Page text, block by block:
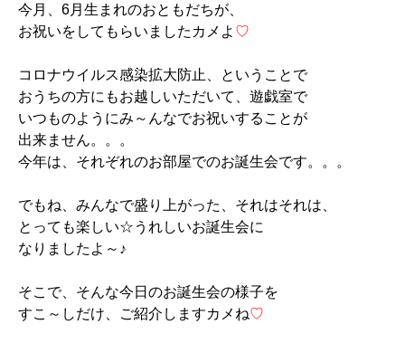
今月、6月生まれのおともだちが、
お祝いをしてもらいましたカメよ ♡
コロナウイルス感染拡大防止、ということで
おうちの方にもお越しいただいて、遊戯室で
いつものようにみ～んなでお祝いすることが
出来ません。。。
今年は、それぞれのお部屋でのお誕生会です。。。
でもね、みんなで盛り上がった、それはそれは、
とっても楽しい☆うれしいお誕生会に
なりましたよ～♪
そこで、そんな今日のお誕生会の様子を
すこ～しだけ、ご紹介しますカメね♡